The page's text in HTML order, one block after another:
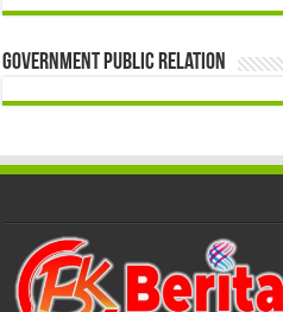
Government Public Relation